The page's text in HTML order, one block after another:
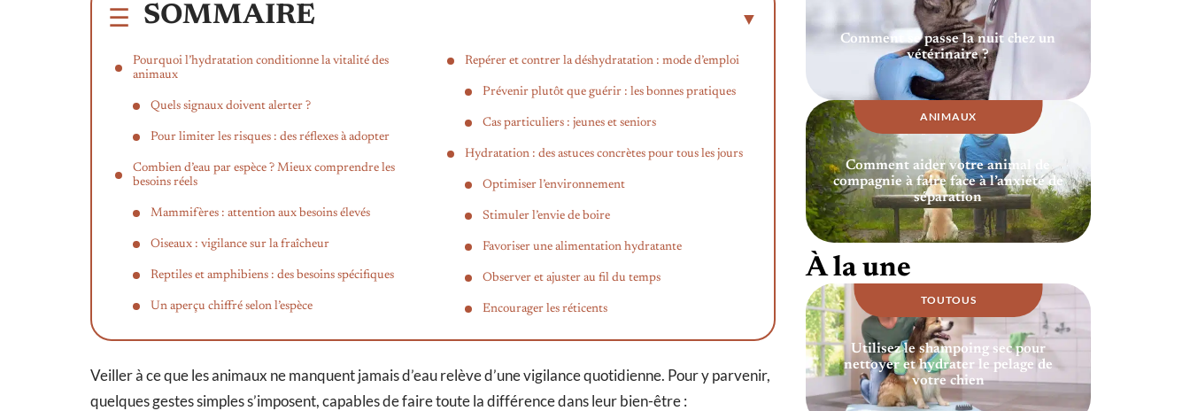
SOMMAIRE
Pourquoi l’hydratation conditionne la vitalité des
animaux
Quels signaux doivent alerter ?
Pour limiter les risques : des réflexes à adopter
Combien d’eau par espèce ? Mieux comprendre les
besoins réels
Mammifères : attention aux besoins élevés
Oiseaux : vigilance sur la fraîcheur
Reptiles et amphibiens : des besoins spécifiques
Un aperçu chiffré selon l’espèce
Repérer et contrer la déshydratation : mode d’emploi
Prévenir plutôt que guérir : les bonnes pratiques
Cas particuliers : jeunes et seniors
Hydratation : des astuces concrètes pour tous les jours
Optimiser l’environnement
Stimuler l’envie de boire
Favoriser une alimentation hydratante
Observer et ajuster au fil du temps
Encourager les réticents
Veiller à ce que les animaux ne manquent jamais d’eau relève d’une vigilance quotidienne. Pour y parvenir,
quelques gestes simples s’imposent, capables de faire toute la différence dans leur bien-être :
Comment se passe la nuit chez un
vétérinaire ?
ANIMAUX
Comment aider votre animal de
compagnie à faire face à l’anxiété de
séparation
À la une
TOUTOUS
Utilisez le shampoing sec pour
nettoyer et hydrater le pelage de
votre chien